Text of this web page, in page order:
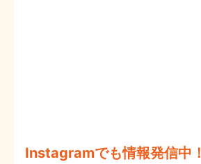
Instagramでも情報発信中！